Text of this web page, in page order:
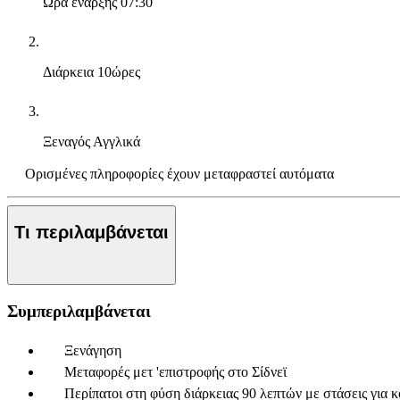
Διάρκεια 10ώρες
Ξεναγός Αγγλικά
Ορισμένες πληροφορίες έχουν μεταφραστεί αυτόματα
Τι περιλαμβάνεται
Συμπεριλαμβάνεται
Ξενάγηση
Μεταφορές μετ 'επιστροφής στο Σίδνεϊ
Περίπατοι στη φύση διάρκειας 90 λεπτών με στάσεις για